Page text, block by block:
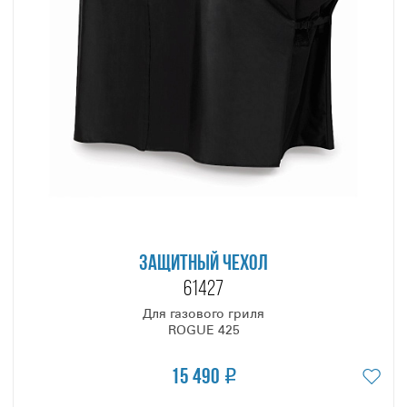
момент поворота ручки управления. JETFIRE™ - это очень
надежная электромеханическая система, которая
работает без батареек и гарантирует поджиг при каждом
включении даже в сильные морозы!
На одну горелку приходится 20,0 см. рабочей
поверхности. А инновационная гриль-система с
испарителями, расположенными на разных уровнях с
определённым уклоном, обеспечивает свободную
оставляя холодных зон.
В очаге предусмотрена полка второго яруса глубиной 17,0
несколько блюд и необходимо сформировать разные
ЗАЩИТНЫЙ ЧЕХОЛ
61427
Для газового гриля
ROGUE 425
15 490